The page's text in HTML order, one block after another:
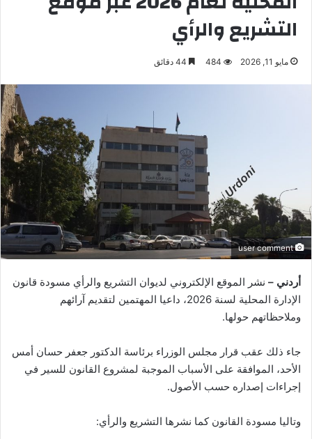
التشريع والرأي
مايو 11, 2026 484
user comment
أردني – نشر الموقع الإلكتروني لديوان التشريع والرأي مسودة قانون
الإدارة المحلية لسنة 2026، داعيا المهتمين لتقديم آرائهم
وملاحظاتهم حولها.
جاء ذلك عقب قرار مجلس الوزراء برئاسة الدكتور جعفر حسان أمس
الأحد، الموافقة على الأسباب الموجبة لمشروع القانون للسير في
إجراءات إصداره حسب الأصول.
وتاليا مسودة القانون كما نشرها التشريع والرأي: